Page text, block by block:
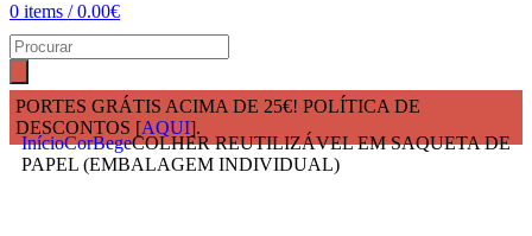
0 items / 0.00€
PORTES GRÁTIS ACIMA DE 25€! POLÍTICA DE
DESCONTOS [AQUI].
InícioCorBegeCOLHER REUTILIZÁVEL EM SAQUETA DE
PAPEL (EMBALAGEM INDIVIDUAL)